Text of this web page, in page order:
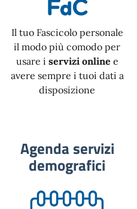
Il tuo Fascicolo personale
il modo più comodo per
usare i servizi online e
avere sempre i tuoi dati a
disposizione
Agenda servizi
demografici